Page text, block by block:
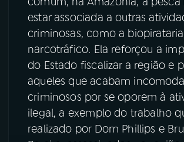
estar associada a outras
criminosas, como a
narcotráfico. Ela reforçou a
do Estado fiscalizar a região e
aqueles que acabam
criminosos por se oporem à
ilegal, a exemplo do trabalho
realizado por Dom Phillips e